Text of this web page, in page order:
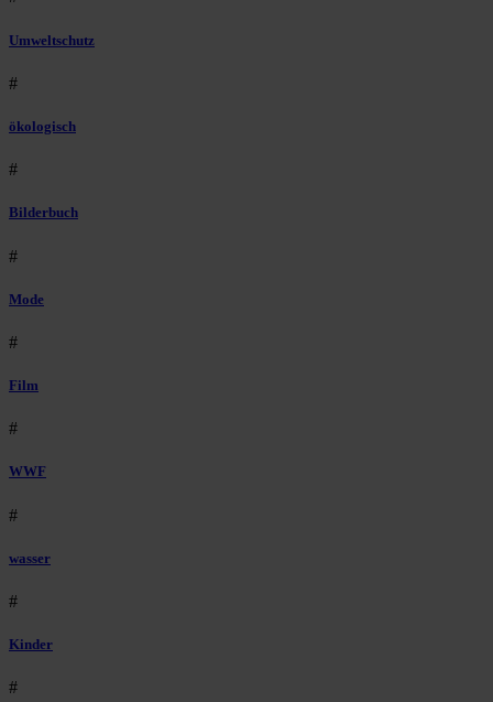
Umweltschutz
#
ökologisch
#
Bilderbuch
#
Mode
#
Film
#
WWF
#
wasser
#
Kinder
#